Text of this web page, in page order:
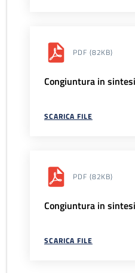
PDF (82KB)
Congiuntura in
SCARICA FILE
PDF (82KB)
Congiuntura in
SCARICA FILE